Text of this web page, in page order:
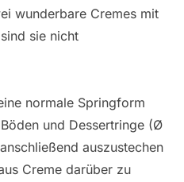
wunderbare Cremes mit
sie nicht
normale Springform
und Dessertringe (Ø
auszustechen
Creme darüber zu